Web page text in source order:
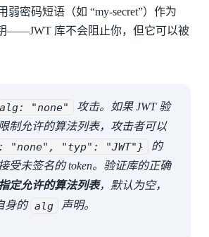
弱密码短语（如 “my-secret”）作为
——JWT 库不会阻止你，但它可以被
alg: "none"
攻击。如果 JWT 验
制允许的算法列表，攻击者可以
"none", "typ": "JWT"}
的
受未签名的 token。验证库的正确
定允许的算法列表，默认为空，
身的 alg 声明。